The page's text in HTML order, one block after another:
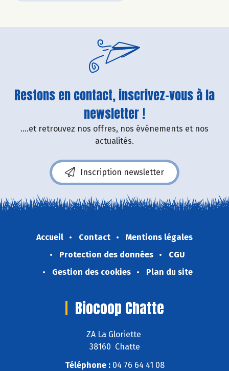
Restons en contact, inscrivez-vous à la
newsletter !
....et retrouvez nos offres, nos événements et nos
actualités.
Inscription newsletter
Accueil Contact
Mentions légales
Protection des données
CGU
Gestion des cookies
Plan du site
Biocoop Chatte
ZA La Gloriette
38160 Chatte
Téléphone :04 76 64 41 08